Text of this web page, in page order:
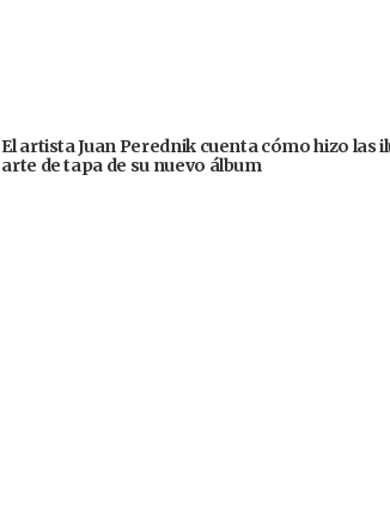
El artista Juan Perednik cuenta cómo hizo las
arte de tapa de su nuevo álbum